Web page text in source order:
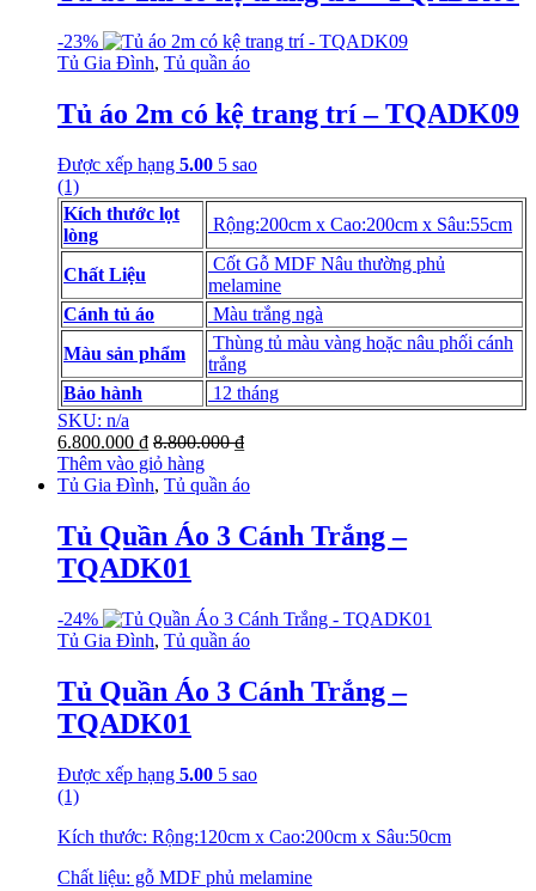
-23%
Tủ Gia Đình, Tủ quần áo
Tủ áo 2m có kệ trang trí – TQADK09
Được xếp hạng 5.00 5 sao
(1)
Kích thước lọt
lòng
Rộng:200cm x Cao:200cm x Sâu:55cm
Chất Liệu
Cốt Gỗ MDF Nâu thường phủ
melamine
Cánh tủ áo
Màu trắng ngà
Màu sản phẩm
Thùng tủ màu vàng hoặc nâu phối cánh
trắng
Bảo hành
12 tháng
SKU: n/a
6.800.000 ₫ 8.800.000₫
Thêm vào giỏ hàng
Tủ Gia Đình, Tủ quần áo
Tủ Quần Áo 3 Cánh Trắng –
TQADK01
-24%
Tủ Gia Đình, Tủ quần áo
Tủ Quần Áo 3 Cánh Trắng –
TQADK01
Được xếp hạng 5.00 5 sao
(1)
Kích thước: Rộng:120cm x Cao:200cm x Sâu:50cm
Chất liệu: gỗ MDF phủ melamine